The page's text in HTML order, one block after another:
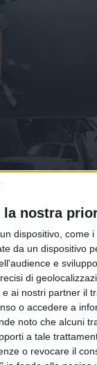
la nostra
dispositivo, come
da un dispositivo
e
di
ai nostri partner il
o accedere a
noto che alcuni
a tale
o revocare il